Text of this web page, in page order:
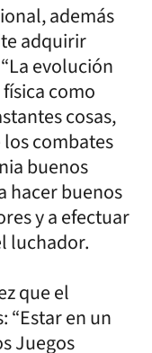
además
adquirir
evolución
como
cosas,
combates
buenos
hacer buenos
y a efectuar
luchador.
que el
“Estar en un
Juegos